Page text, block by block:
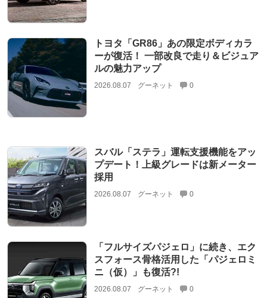
トヨタ「GR86」あの限定ボディカラ
ーが復活！ 一部改良で走り＆ビジュア
ルの魅力アップ
2026.08.07 グーネット 0
スバル「ステラ」運転支援機能をアッ
プデート！上級グレードは新メーター
採用
2026.08.07 グーネット 0
「フルサイズパジェロ」に続き、エク
スフォース骨格活用した「パジェロミ
ニ（仮）」も復活?!
2026.08.07 グーネット 0